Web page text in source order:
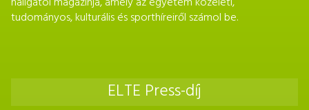
tudományos, kulturális és sporthíreiről számol be.
ELTE Press-díj